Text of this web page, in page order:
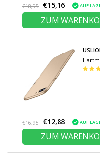
€18,95 €15,16 AUF
ZUM
€16,95 €12,88 AUF
ZUM